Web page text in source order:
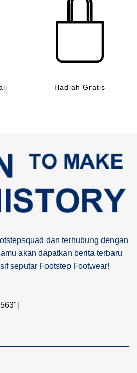
Hadiah Gratis
dan terhubung dengan
akan dapatkan berita terbaru
seputar Footstep Footwear!